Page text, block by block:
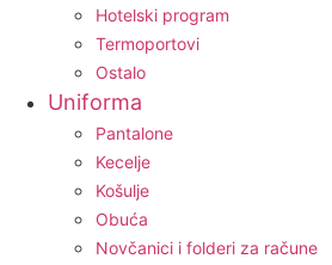
Hotelski program
Termoportovi
Ostalo
Uniforma
Pantalone
Kecelje
Košulje
Obuća
Novčanici i folderi za račune